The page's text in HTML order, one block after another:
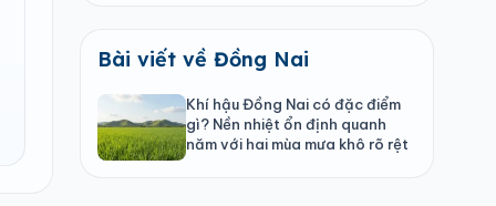
Bài viết về Đồng Nai
Khí hậu Đồng Nai có đặc điểm
gì? Nền nhiệt ổn định quanh
năm với hai mùa mưa khô rõ rệt